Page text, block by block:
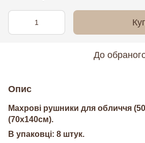
До
Опис
Махрові рушники для обличчя
(70х140см).
В упаковці: 8 штук.